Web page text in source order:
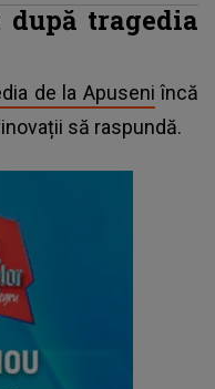
tragedia
de la Apuseni încă
să raspundă.